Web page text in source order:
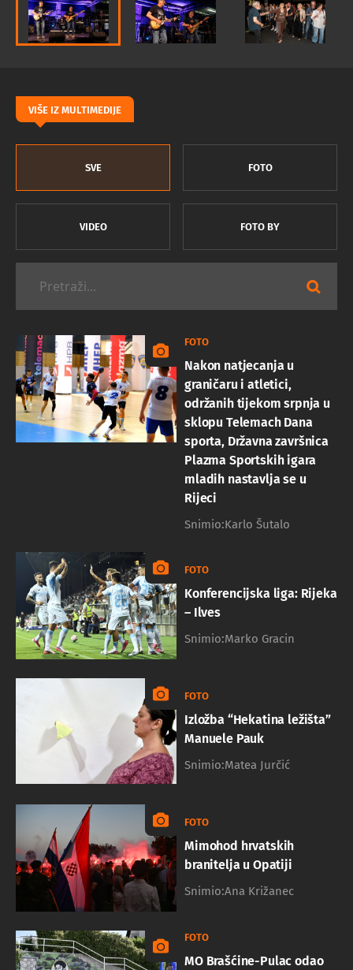
VIŠE IZ MULTIMEDIJE
SVE FOTO
VIDEO FOTO BY
FOTO
Nakon natjecanja u
graničaru i atletici,
održanih tijekom srpnja u
sklopu Telemach Dana
sporta, Državna završnica
Plazma Sportskih igara
mladih nastavlja se u
Rijeci
Snimio:Karlo Šutalo
FOTO
Konferencijska liga: Rijeka
– Ilves
Snimio:Marko Gracin
FOTO
Izložba “Hekatina ležišta”
Manuele Pauk
Snimio:Matea Jurčić
FOTO
Mimohod hrvatskih
branitelja u Opatiji
Snimio:Ana Križanec
FOTO
MO Brašćine-Pulac odao